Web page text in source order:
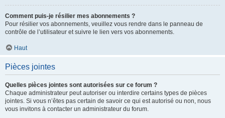
Comment puis-je résilier mes abonnements ?
Pour résilier vos abonnements, veuillez vous rendre dans le panneau de
contrôle de l’utilisateur et suivre le lien vers vos abonnements.
Haut
Pièces jointes
Quelles pièces jointes sont autorisées sur ce forum ?
Chaque administrateur peut autoriser ou interdire certains types de pièces
jointes. Si vous n’êtes pas certain de savoir ce qui est autorisé ou non, nous
vous invitons à contacter un administrateur du forum.